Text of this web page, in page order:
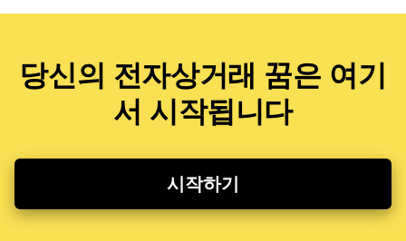
당신의 전자상거래 꿈은 여기
서 시작됩니다
시작하기